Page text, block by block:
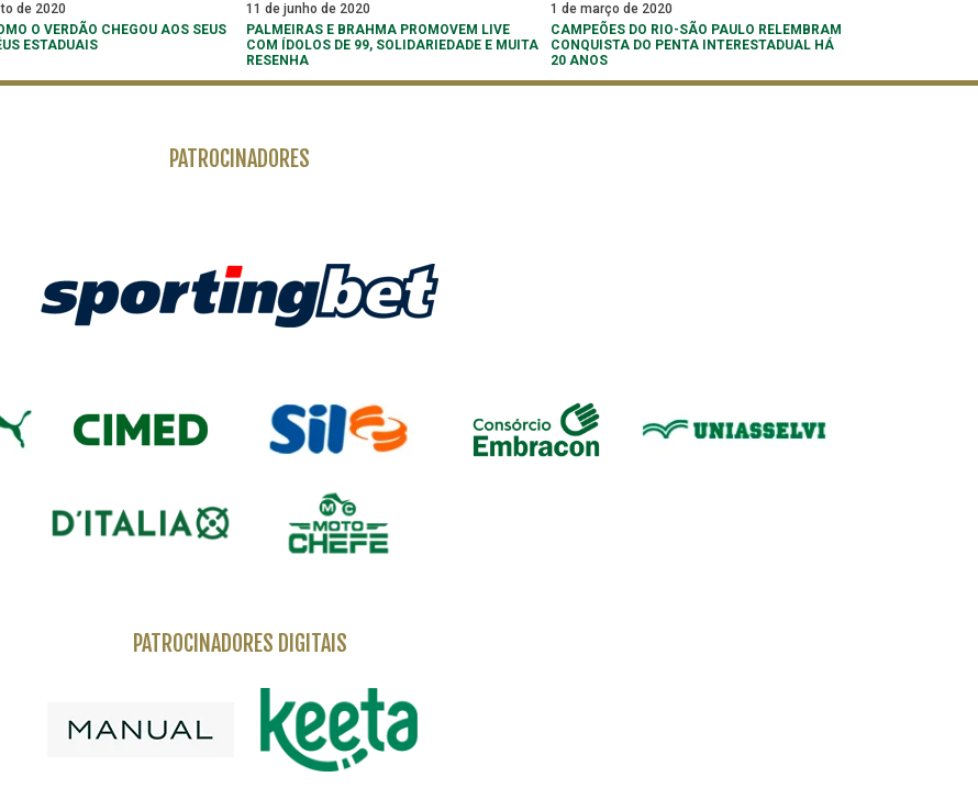
de 2020
O VERDÃO CHEGOU AOS SEUS
ESTADUAIS
11 de junho de 2020
PALMEIRAS E BRAHMA PROMOVEM LIVE
COM ÍDOLOS DE 99, SOLIDARIEDADE E MUITA
RESENHA
1 de março de 2020
CAMPEÕES DO RIO-SÃO PAULO RELEMBRAM
CONQUISTA DO PENTA INTERESTADUAL HÁ
20 ANOS
PATROCINADORES
PATROCINADORES DIGITAIS